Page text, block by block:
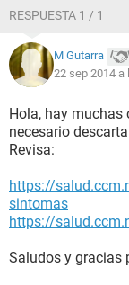
RESPUESTA 1 / 1
M Gutarra
22 sep 2014 a
Hola, hay muchas
necesario
Revisa:
https://
sintomas
https://
Saludos y gracias